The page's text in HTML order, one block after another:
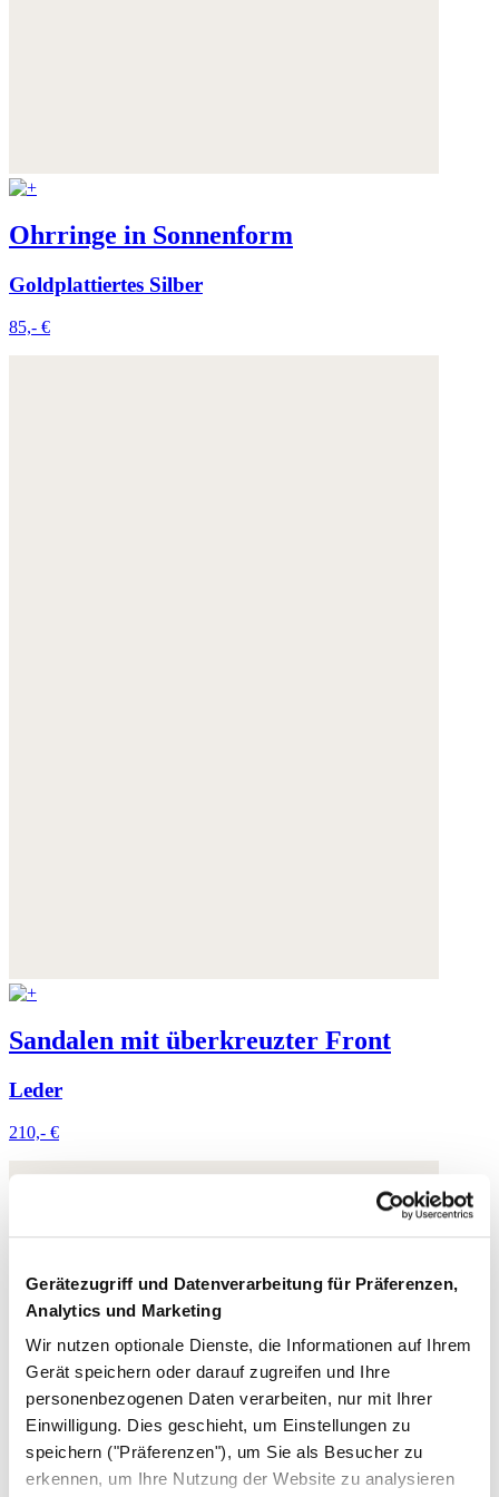
Gerätezugriff und Datenverarbeitung für Präferenzen,
Analytics und Marketing
Wir nutzen optionale Dienste, die Informationen auf Ihrem
Gerät speichern oder darauf zugreifen und Ihre
personenbezogenen Daten verarbeiten, nur mit Ihrer
Einwilligung. Dies geschieht, um Einstellungen zu
speichern ("Präferenzen"), um Sie als Besucher zu
erkennen, um Ihre Nutzung der Website zu analysieren
Ohrringe in Sonnenform
Goldplattiertes Silber
85,- €
Sandalen mit überkreuzter Front
Leder
210,- €